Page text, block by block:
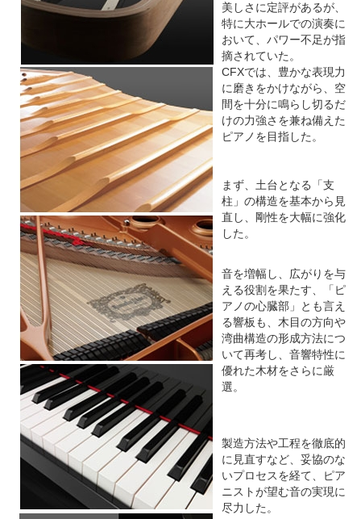
美しさに定評があるが、
特に大ホールでの演奏に
おいて、パワー不足が指
摘されていた。
CFXでは、豊かな表現力
に磨きをかけながら、空
間を十分に鳴らし切るだ
けの力強さを兼ね備えた
ピアノを目指した。
まず、土台となる「支
柱」の構造を基本から見
直し、剛性を大幅に強化
した。
音を増幅し、広がりを与
える役割を果たす、「ピ
アノの心臓部」とも言え
る響板も、木目の方向や
湾曲構造の形成方法につ
いて再考し、音響特性に
優れた木材をさらに厳
選。
製造方法や工程を徹底的
に見直すなど、妥協のな
いプロセスを経て、ピア
ニストが望む音の実現に
尽力した。